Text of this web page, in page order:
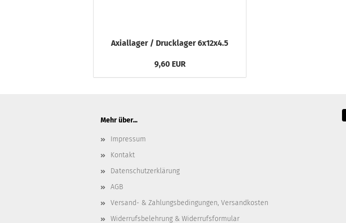
Axiallager / Drucklager 6x12x4.5
9,60 EUR
Mehr über...
Impressum
Kontakt
Datenschutzerklärung
AGB
Versand- & Zahlungsbedingungen, Versandkosten
Widerrufsbelehrung & Widerrufsformular